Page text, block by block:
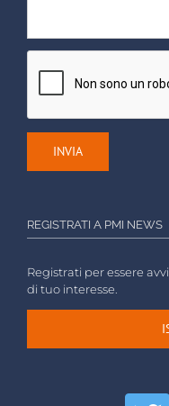
REGISTRATI A PMI NEWS
Registrati per essere
di tuo interesse.